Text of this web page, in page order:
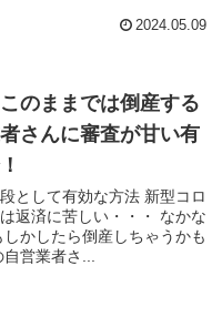
2024.05.09
のままでは倒産する
さんに審査が甘い有
として有効な方法 新型コロ
返済に苦しい・・・ なかな
かしたら倒産しちゃうかも
自営業者さ...